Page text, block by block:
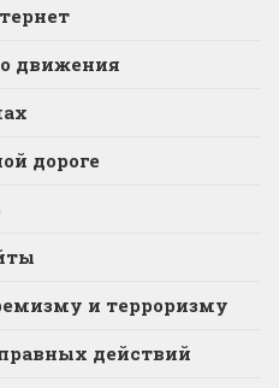
движения
дороге
и терроризму
действий